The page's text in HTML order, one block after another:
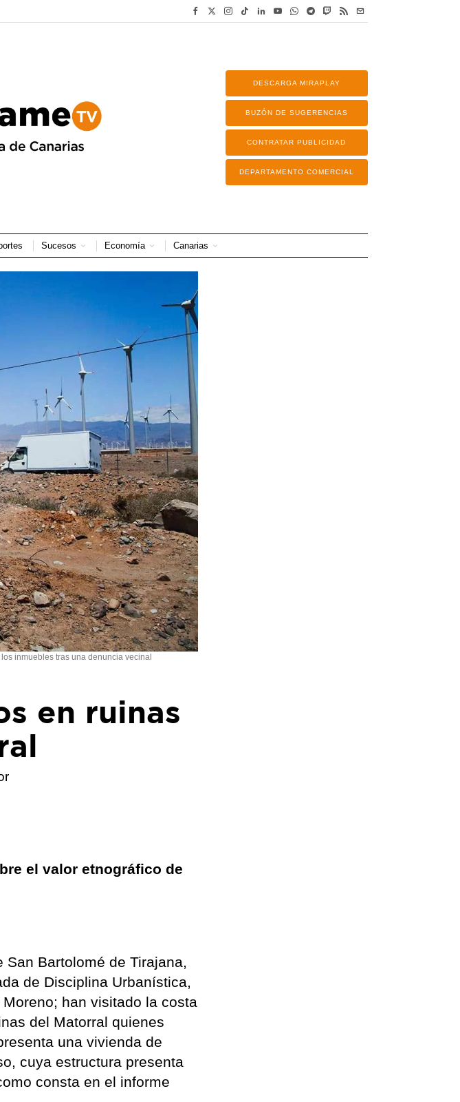
DESCARGA MIRAPLAY
BUZÓN DE SUGERENCIAS
CONTRATAR PUBLICIDAD
DEPARTAMENTO COMERCIAL
Sucesos Economía Canarias
inmuebles tras una denuncia vecinal
en ruinas
el valor etnográfico de
Bartolomé de Tirajana,
de Disciplina Urbanística,
han visitado la costa
del Matorral quienes
una vivienda de
cuya estructura presenta
consta en el informe